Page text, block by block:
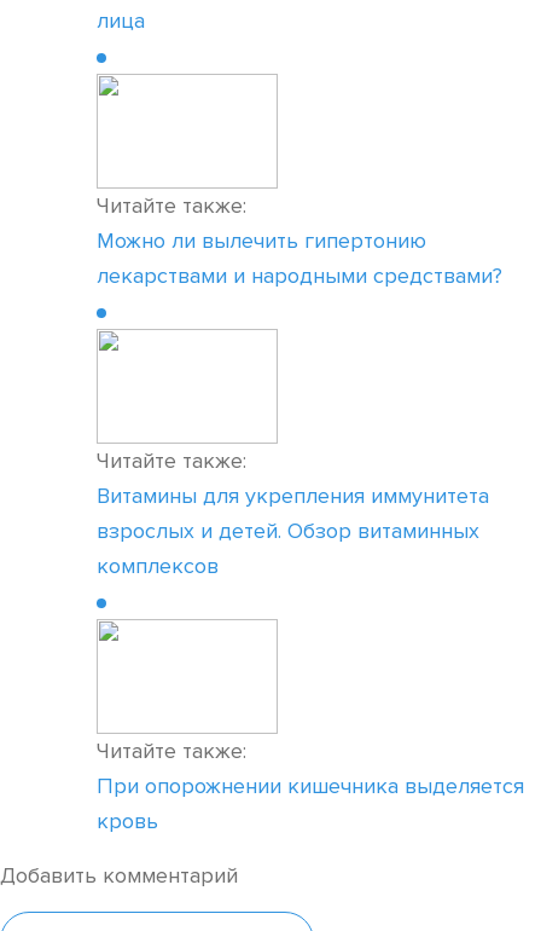
лица
Читайте также:
Можно ли вылечить гипертонию
лекарствами и народными средствами?
Читайте также:
Витамины для укрепления иммунитета
взрослых и детей. Обзор витаминных
комплексов
Читайте также:
При опорожнении кишечника выделяется
кровь
Добавить комментарий